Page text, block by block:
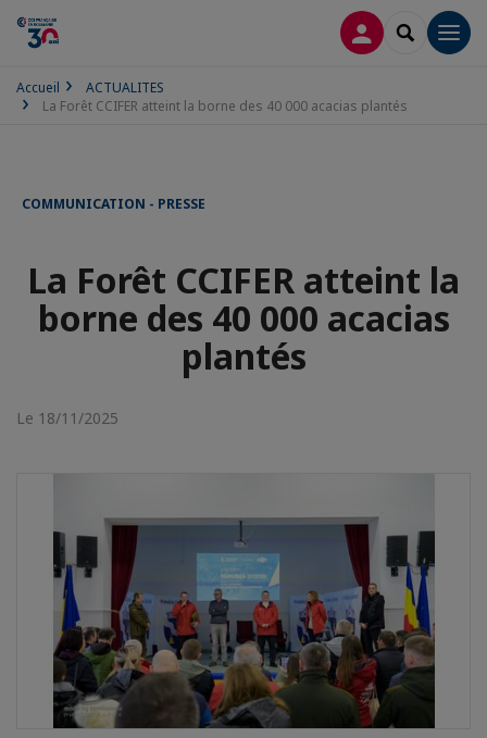
CONNEXION
Accueil
ACTUALITES
La Forêt CCIFER atteint la borne des 40 000 acacias plantés
COMMUNICATION - PRESSE
La Forêt CCIFER atteint la
borne des 40 000 acacias
plantés
Le 18/11/2025